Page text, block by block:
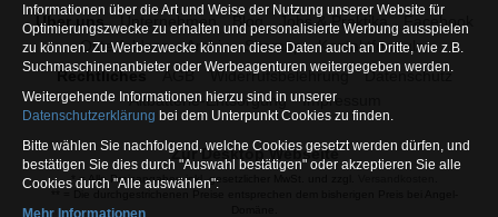
Über uns
Unternehmen Blog Jobs & Praktika
Facebook
Osterfeldsee
Archiv Sitemap
Kontaktformular
Rechtliches
AGB Widerrufsbelehrung
Datenschutz
Altbatterie-Entsorgung
Impressum
Zur Desktop Webseite
* = Alle Preisangaben inkl. gesetzlicher MwSt. und zzgl.
Informationen über die Art und Weise der Nutzung unserer Website für
Optimierungszwecke zu erhalten und personalisierte Werbung ausspielen
zu können. Zu Werbezwecke können diese Daten auch an Dritte, wie z.B.
Suchmaschinenanbieter oder Werbeagenturen weitergegeben werden.
Weitergehende Informationen hierzu sind in unserer
Datenschutzerklärung bei dem Unterpunkt Cookies zu finden.
Bitte wählen Sie nachfolgend, welche Cookies gesetzt werden dürfen, und
bestätigen Sie dies durch "Auswahl bestätigen" oder akzeptieren Sie alle
Cookies durch "Alle auswählen":
Mehr Informationen